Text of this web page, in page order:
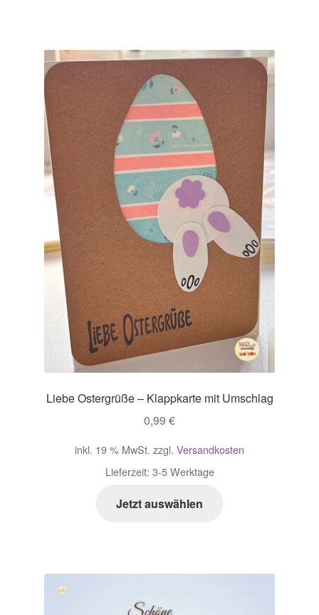
Liebe Ostergrüße – Klappkarte mit Umschlag
0,99 €
inkl. 19 % MwSt. zzgl. Versandkosten
Lieferzeit: 3-5 Werktage
Jetzt auswählen